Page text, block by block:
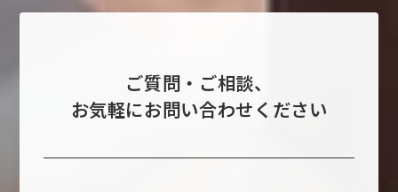
ご質問・ご相談、
お気軽にお問い合わせください